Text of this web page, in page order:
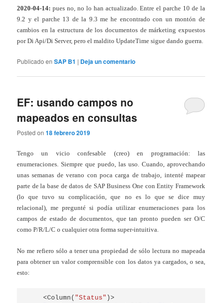
2020-04-14: pues no, no lo han actualizado. Entre el parche 10 de la
9.2 y el parche 13 de la 9.3 me he encontrado con un montón de
cambios en la estructura de los documentos de márketing expuestos
por Di Api/Di Server, pero el maldito UpdateTime sigue dando guerra.
Publicado en SAP B1 | Deja un comentario
EF: usando campos no
mapeados en consultas
Posted on18 febrero 2019
Tengo un vicio confesable (creo) en programación: las
enumeraciones. Siempre que puedo, las uso. Cuando, aprovechando
unas semanas de verano con poca carga de trabajo, intenté mapear
parte de la base de datos de SAP Business One con Entity Framework
(lo que tuvo su complicación, que no es lo que se dice muy
relacional), me pregunté si podía utilizar enumeraciones para los
campos de estado de documentos, que tan pronto pueden ser O/C
como P/R/L/C o cualquier otra forma super-intuitiva.
No me refiero sólo a tener una propiedad de sólo lectura no mapeada
para obtener un valor comprensible con los datos ya cargados, o sea,
esto:
    <Column(
"Status" )>